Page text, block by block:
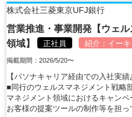
株式会社三菱東京UFJ銀行
営業推進・事業開発【ウェ
領域】
正社員 紹介： イー
掲載期間：2026/5/20〜
【パソナキャリア経由での入社実績
■同行のウェルスマネジメント戦略
マネジメント領域におけるキャンペ
お客様の提案ツールの制作等を担っ